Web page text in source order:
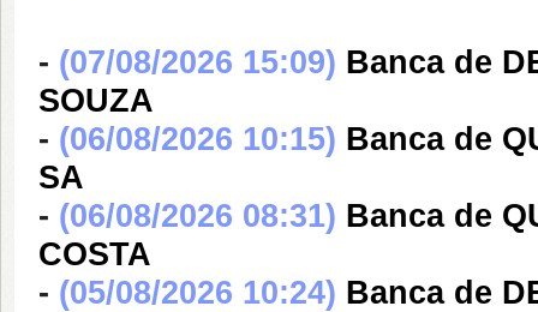
- (07/08/2026 15:09) Banca de
SOUZA
- (06/08/2026 10:15) Banca de
SA
- (06/08/2026 08:31) Banca de
COSTA
- (05/08/2026 10:24) Banca de